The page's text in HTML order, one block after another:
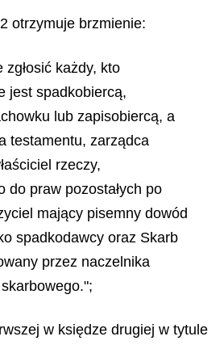
otrzymuje brzmienie:
każdy, kto
jest spadkobiercą,
lub zapisobiercą, a
testamentu, zarządca
rzeczy,
do praw pozostałych po
mający pisemny dowód
spadkodawcy oraz Skarb
przez naczelnika
w księdze drugiej w tytule